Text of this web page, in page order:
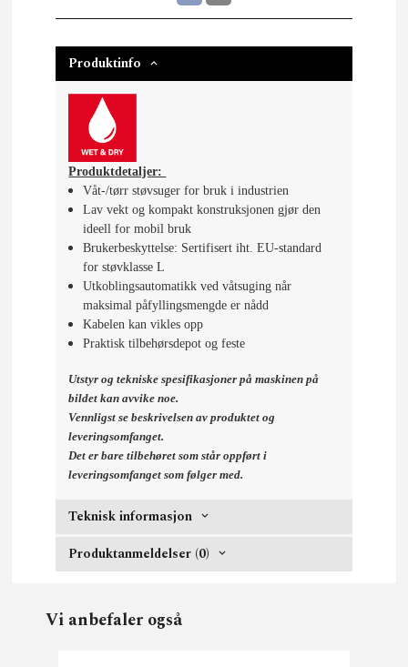
Produktinfo
Produktdetaljer:
Våt-/tørr støvsuger for bruk i industrien
Lav vekt og kompakt konstruksjonen gjør den
ideell for mobil bruk
Brukerbeskyttelse: Sertifisert iht. EU-standard
for støvklasse L
Utkoblingsautomatikk ved våtsuging når
maksimal påfyllingsmengde er nådd
Kabelen kan vikles opp
Praktisk tilbehørsdepot og feste
Utstyr og tekniske spesifikasjoner på maskinen på
bildet kan avvike noe.
Vennligst se beskrivelsen av produktet og
leveringsomfanget.
Det er bare tilbehøret som står oppført i
leveringsomfanget som følger med.
Teknisk informasjon
Produktanmeldelser (0)
Vi anbefaler også